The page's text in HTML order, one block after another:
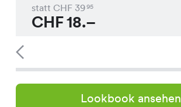
statt CHF 3995
CHF18.–
Lookbook ansehen